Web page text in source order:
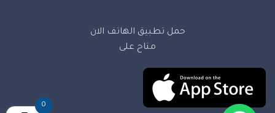
حمل تطبيق الهاتف الان
متاح على
0